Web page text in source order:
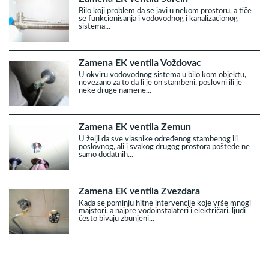
Bilo koji problem da se javi u nekom prostoru, a tiče
se funkcionisanja i vodovodnog i kanalizacionog
sistema...
Zamena EK ventila Voždovac
U okviru vodovodnog sistema u bilo kom objektu,
nevezano za to da li je on stambeni, poslovni ili je
neke druge namene...
Zamena EK ventila Zemun
U želji da sve vlasnike određenog stambenog ili
poslovnog, ali i svakog drugog prostora poštede ne
samo dodatnih...
Zamena EK ventila Zvezdara
Kada se pominju hitne intervencije koje vrše mnogi
majstori, a najpre vodoinstalateri i električari, ljudi
često bivaju zbunjeni...